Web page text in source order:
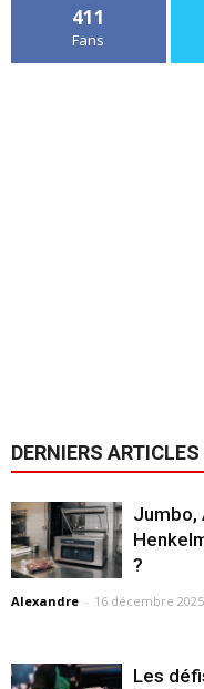
411
Fans
DERNIERS ARTICLES
Jumbo,
?
Alexandre - 16 décembre 2025
Les